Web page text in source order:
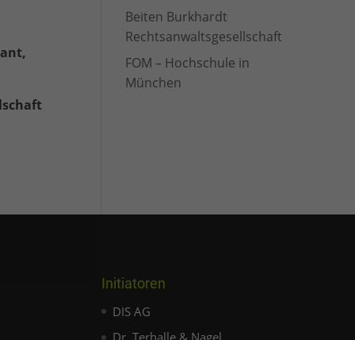
Beiten Burkhardt
Rechtsanwaltsgesellschaft
FOM – Hochschule in
München
Initiatoren
DIS AG